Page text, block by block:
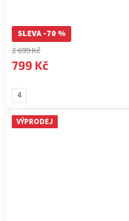
SLEVA -70 %
2 699 Kč
799 Kč
4
(velikost
37)
VÝPRODEJ